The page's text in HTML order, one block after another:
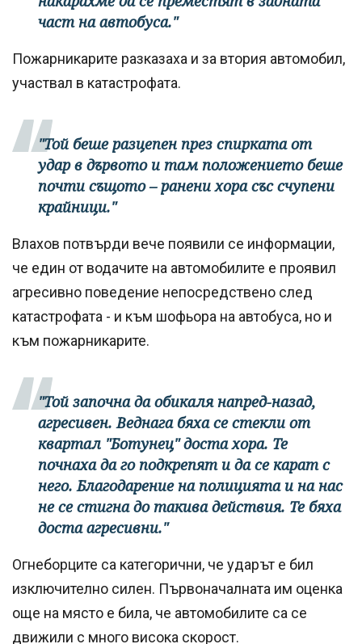
част на автобуса."
Пожарникарите разказаха и за втория автомобил,
участвал в катастрофата.
"Той беше разцепен през спирката от
удар в дървото и там положението беше
почти същото – ранени хора със счупени
крайници."
Влахов потвърди вече появили се информации,
че един от водачите на автомобилите е проявил
агресивно поведение непосредствено след
катастрофата - и към шофьора на автобуса, но и
към пожарникарите.
"Той започна да обикаля напред-назад,
агресивен. Веднага бяха се стекли от
квартал "Ботунец" доста хора. Те
почнаха да го подкрепят и да се карат с
него. Благодарение на полицията и на нас
не се стигна до такива действия. Те бяха
доста агресивни."
Огнеборците са категорични, че ударът е бил
изключително силен. Първоначалната им оценка
още на място е била, че автомобилите са се
движили с много висока скорост.